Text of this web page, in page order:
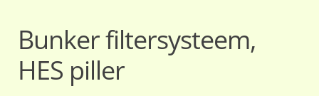
Bunker filtersysteem,
HES piller